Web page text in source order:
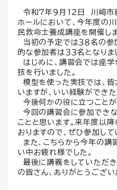
令和7年9月12日 川崎市総
ホールにおいて、今年度の
民救命士養成講座を開催しま
当初の予定では３８名の参
的な参加者は３３名となりま
はじめに、講習会では座学
技を行いました。
模型を使った実技では、
いますが、いい経験ができた
今後何かの役に立つことが
今回の講習会に参加でき
ことと思います。来年度以
おりますので、ぜひ参加して
また、こちらから今年の講
い中お疲れ様でした。
最後に講義をしていただ
の皆さん、ありがとうござい